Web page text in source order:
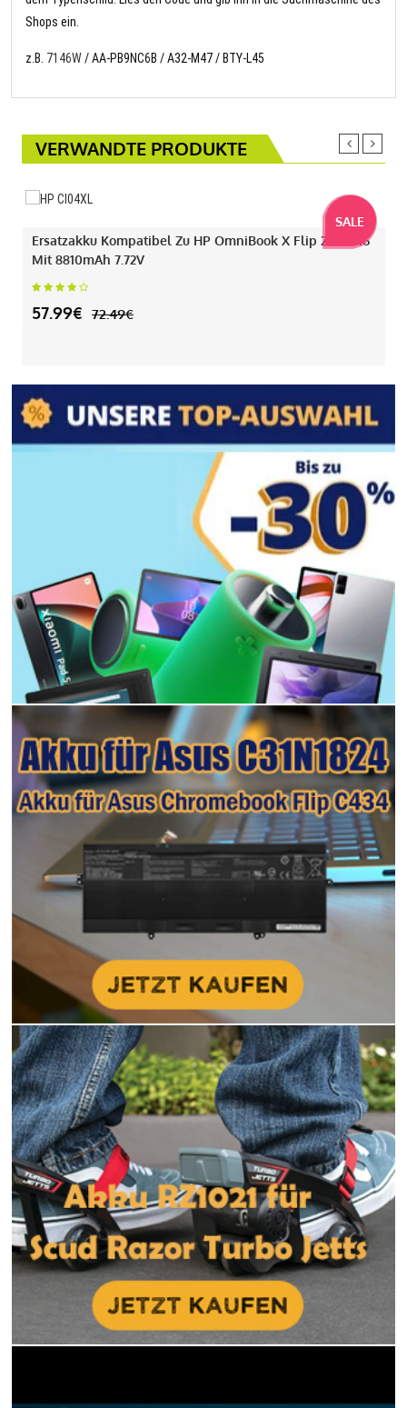
Shops ein.
z.B. 7146W/ AA-PB9NC6B / A32-M47 / BTY-L45
VERWANDTE PRODUKTE
SALE
Ersatzakku Kompatibel Zu HP OmniBook X Flip 2-IN-1 16
Mit 8810mAh 7.72V
57.99€ 72.49€